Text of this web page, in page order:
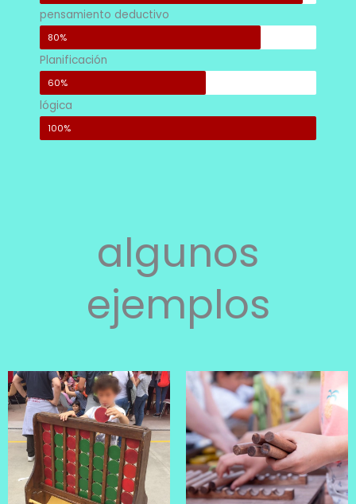
pensamiento deductivo
80%
Planificación
60%
lógica
100%
algunos
ejemplos